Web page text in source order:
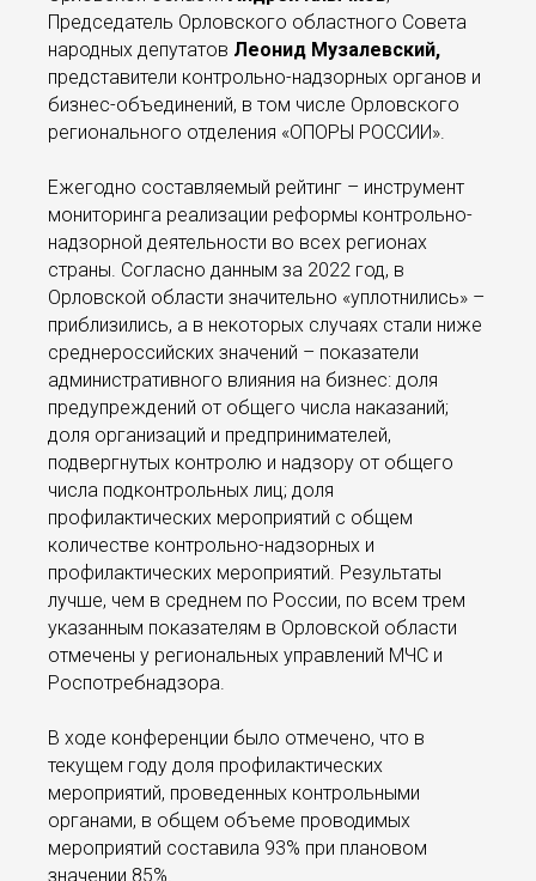
Председатель Орловского областного Совета
народных депутатов Леонид Музалевский,
представители контрольно-надзорных органов и
бизнес-объединений, в том числе Орловского
регионального отделения «ОПОРЫ РОССИИ».
Ежегодно составляемый рейтинг – инструмент
мониторинга реализации реформы контрольно-
надзорной деятельности во всех регионах
страны. Согласно данным за 2022 год, в
Орловской области значительно «уплотнились» –
приблизились, а в некоторых случаях стали ниже
среднероссийских значений – показатели
административного влияния на бизнес: доля
предупреждений от общего числа наказаний;
доля организаций и предпринимателей,
подвергнутых контролю и надзору от общего
числа подконтрольных лиц; доля
профилактических мероприятий с общем
количестве контрольно-надзорных и
профилактических мероприятий. Результаты
лучше, чем в среднем по России, по всем трем
указанным показателям в Орловской области
отмечены у региональных управлений МЧС и
Роспотребнадзора.
В ходе конференции было отмечено, что в
текущем году доля профилактических
мероприятий, проведенных контрольными
органами, в общем объеме проводимых
мероприятий составила 93% при плановом
значении 85%.